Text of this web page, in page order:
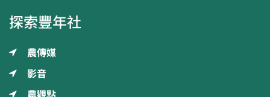
探索豐年社
農傳媒
影音